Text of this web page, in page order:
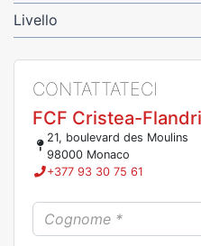
Livello
CONTATTATECI
FCF Cristea-
21, boulevard des Moulins
98000 Monaco
+377 93 30 75 61